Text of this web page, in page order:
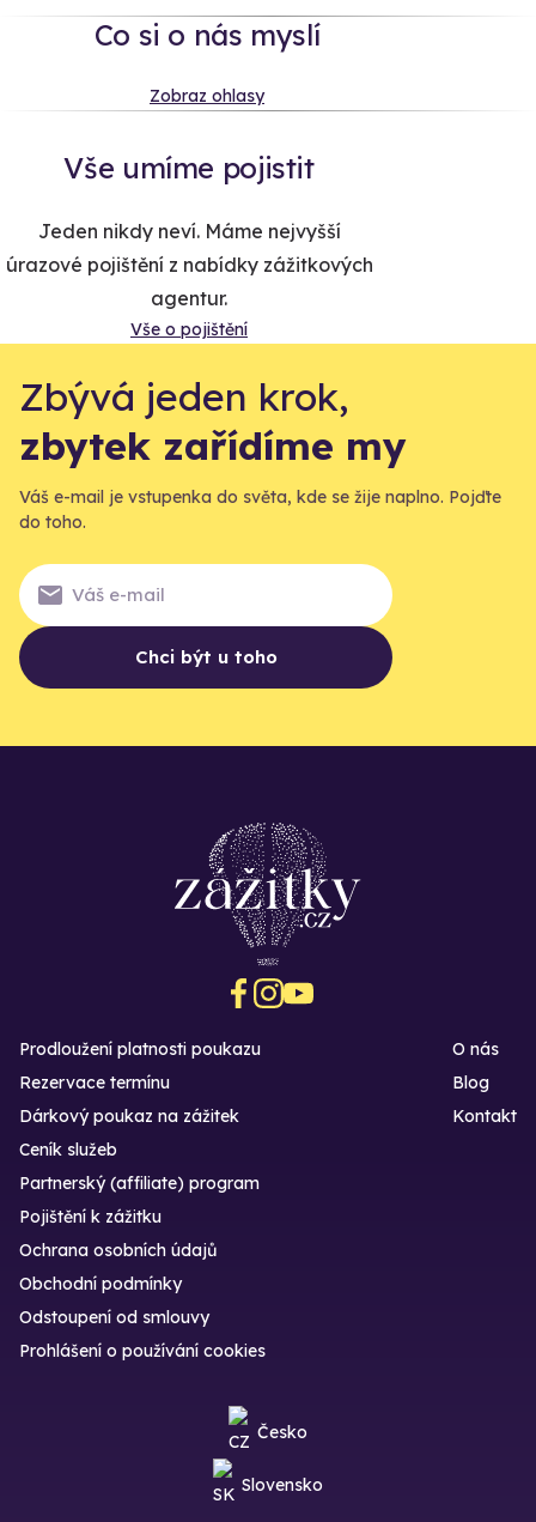
Co si o nás myslí
Zobraz ohlasy
Vše umíme pojistit
Jeden nikdy neví. Máme nejvyšší
úrazové pojištění z nabídky zážitkových
agentur.
Vše o pojištění
Zbývá jeden krok,
zbytek zařídíme my
Váš e-mail je vstupenka do světa, kde se žije naplno. Pojďte
do toho.
Chci být u toho
Prodloužení platnosti poukazu
Rezervace termínu
Dárkový poukaz na zážitek
O nás
Blog
Kontakt
Ceník služeb
Partnerský (affiliate) program
Pojištění k zážitku
Ochrana osobních údajů
Obchodní podmínky
Odstoupení od smlouvy
Prohlášení o používání cookies
Česko
Slovensko